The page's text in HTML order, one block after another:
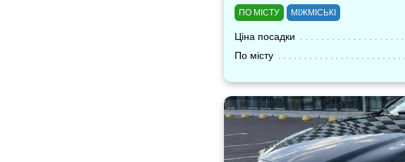
ПО МІСТУ МІЖМІСЬКІ
Ціна посадки
По місту